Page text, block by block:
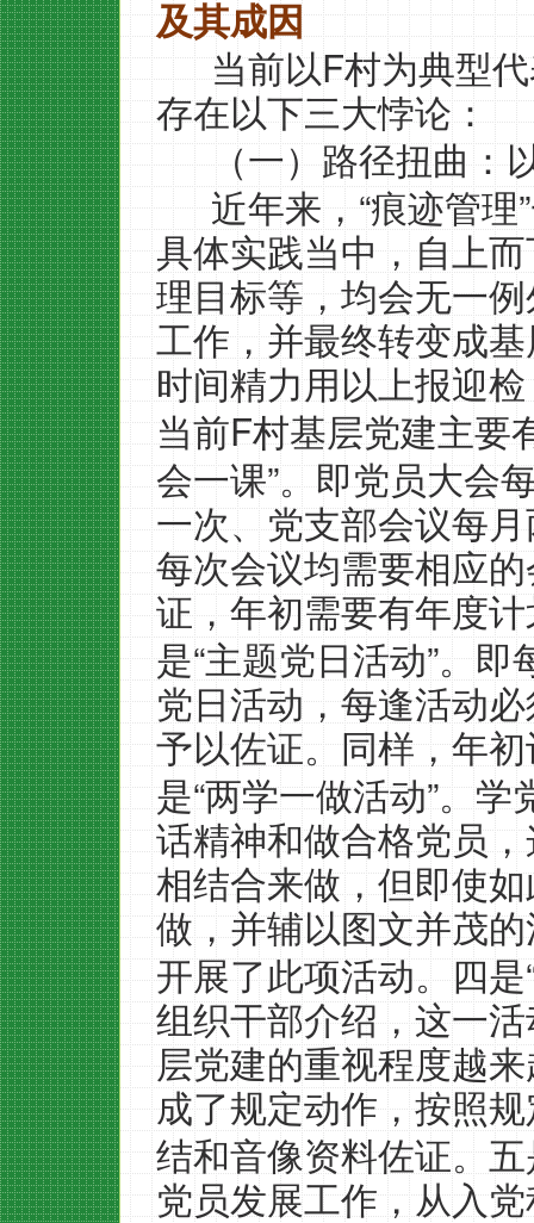
及其成因
当前以F村为典型
存在以下三大悖论：
（一）路径扭曲：
近年来，“痕迹管理”
具体实践当中，自上
理目标等，均会无一
工作，并最终转变成
时间精力用以上报迎
当前F村基层党建主要
会一课”。即党员大会
一次、党支部会议每
每次会议均需要相应
证，年初需要有年度
是“主题党日活动”。即
党日活动，每逢活动
予以佐证。同样，年
是“两学一做活动”。学
话精神和做合格党员
相结合来做，但即使
做，并辅以图文并茂
开展了此项活动。四是
组织干部介绍，这一
层党建的重视程度越
成了规定动作，按照
结和音像资料佐证。五
党员发展工作，从入